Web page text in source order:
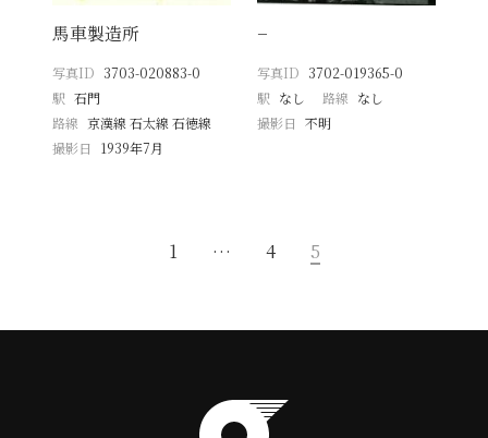
馬車製造所
写真ID 3703-020883-0
駅 石門
路線 京漢線 石太線 石徳線
撮影日
1939年7月
−
写真ID 3702-019365-0
駅 なし 路線 なし
撮影日 不明
1 … 4 5